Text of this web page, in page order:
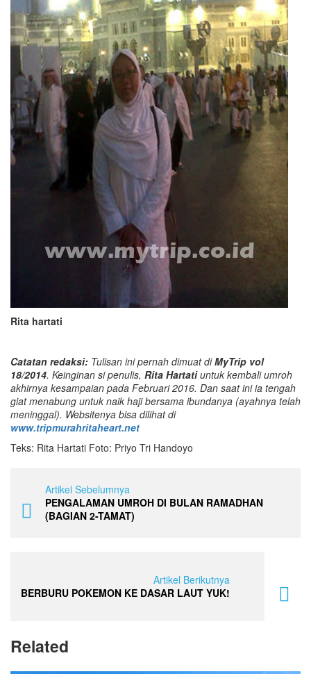
Rita hartati
Catatan redaksi: Tulisan ini pernah dimuat diMyTrip vol
18/2014. Keinginan si penulis, Rita Hartatiuntuk kembali umroh
akhirnya kesampaian pada Februari 2016. Dan saat ini ia tengah
giat menabung untuk naik haji bersama ibundanya (ayahnya telah
meninggal). Websitenya bisa dilihat di
www.tripmurahritaheart.net
Teks: Rita Hartati Foto: Priyo Tri Handoyo
Artikel Sebelumnya
PENGALAMAN UMROH DI BULAN RAMADHAN
(BAGIAN 2-TAMAT)
Artikel Berikutnya
BERBURU POKEMON KE DASAR LAUT YUK!
Related